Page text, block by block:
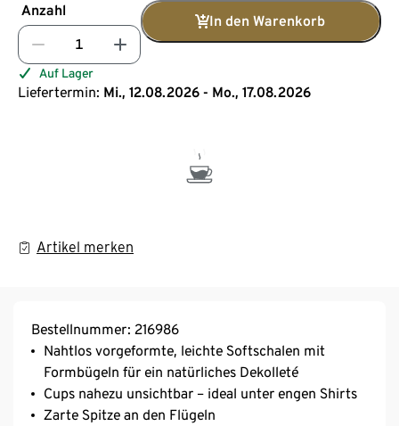
Anzahl
In den Warenkorb
Auf Lager
Liefertermin: Mi., 12.08.2026 - Mo., 17.08.2026
Artikel merken
Bestellnummer: 216986
Nahtlos vorgeformte, leichte Softschalen mit
Formbügeln für ein natürliches Dekolleté
Cups nahezu unsichtbar – ideal unter engen Shirts
Zarte Spitze an den Flügeln